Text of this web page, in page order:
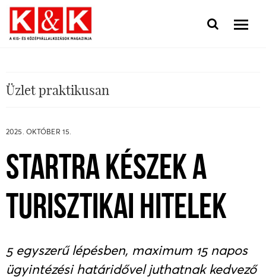
Üzlet praktikusan
2025. OKTÓBER 15.
STARTRA KÉSZEK A
TURISZTIKAI HITELEK
5 egyszerű lépésben, maximum 15 napos
ügyintézési határidővel juthatnak kedvező